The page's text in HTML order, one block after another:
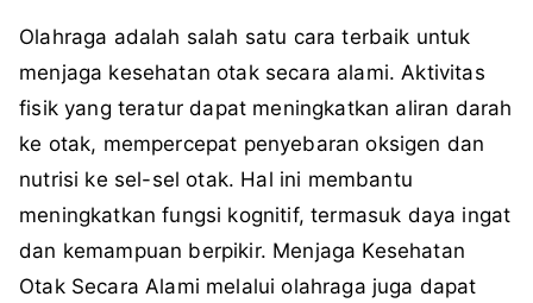
Olahraga adalah salah satu cara terbaik untuk
menjaga kesehatan otak secara alami. Aktivitas
fisik yang teratur dapat meningkatkan aliran darah
ke otak, mempercepat penyebaran oksigen dan
nutrisi ke sel-sel otak. Hal ini membantu
meningkatkan fungsi kognitif, termasuk daya ingat
dan kemampuan berpikir. Menjaga Kesehatan
Otak Secara Alami melalui olahraga juga dapat